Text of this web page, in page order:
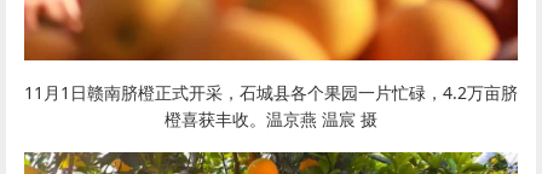
11月1日赣南脐橙正式开采，石城县各个果园一片忙碌，4.2万亩脐
橙喜获丰收。温京燕 温宸 摄